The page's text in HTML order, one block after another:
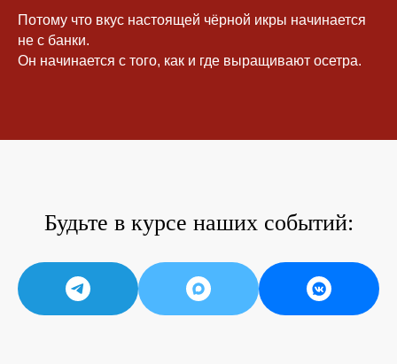
Потому что вкус настоящей чёрной икры начинается
не с банки.
Он начинается с того, как и где выращивают осетра.
Будьте в курсе наших событий: